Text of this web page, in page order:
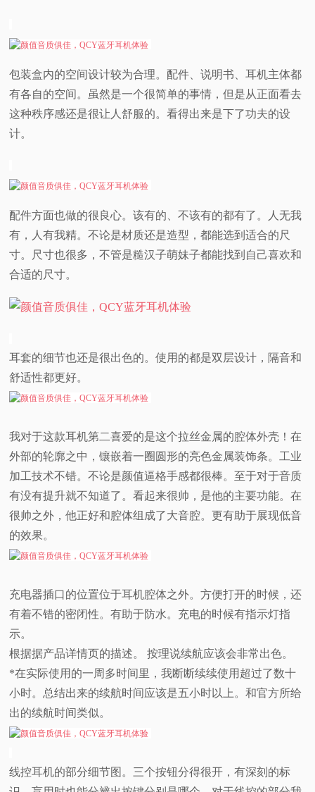
包装盒内的空间设计较为合理。配件、说明书、耳机主体都
有各自的空间。虽然是一个很简单的事情，但是从正面看去
这种秩序感还是很让人舒服的。看得出来是下了功夫的设
计。
配件方面也做的很良心。该有的、不该有的都有了。人无我
有，人有我精。不论是材质还是造型，都能选到适合的尺
寸。尺寸也很多，不管是糙汉子萌妹子都能找到自己喜欢和
合适的尺寸。
耳套的细节也还是很出色的。使用的都是双层设计，隔音和
舒适性都更好。
我对于这款耳机第二喜爱的是这个拉丝金属的腔体外壳！在
外部的轮廓之中，镶嵌着一圈圆形的亮色金属装饰条。工业
加工技术不错。不论是颜值逼格手感都很棒。至于对于音质
有没有提升就不知道了。看起来很帅，是他的主要功能。在
很帅之外，他正好和腔体组成了大音腔。更有助于展现低音
的效果。
充电器插口的位置位于耳机腔体之外。方便打开的时候，还
有着不错的密闭性。有助于防水。充电的时候有指示灯指
示。
根据据产品详情页的描述。 按理说续航应该会非常出色。
*在实际使用的一周多时间里，我断断续续使用超过了数十
小时。总结出来的续航时间应该是五小时以上。和官方所给
出的续航时间类似。
线控耳机的部分细节图。三个按钮分得很开，有深刻的标